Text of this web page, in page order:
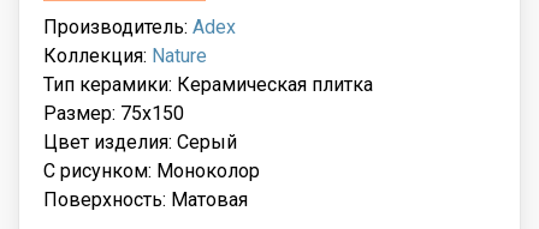
Производитель: Adex
Коллекция: Nature
Тип керамики: Керамическая плитка
Размер: 75x150
Цвет изделия: Серый
С рисунком: Моноколор
Поверхность: Матовая